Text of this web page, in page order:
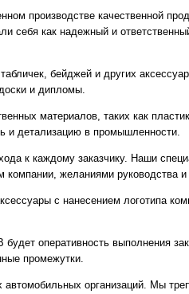
производстве качественной
себя как надежный и
бейджей и других
и дипломы.
материалов, таких как
и детализацию в промышленности.
к каждому заказчику. Наши
желаниями руководства
с нанесением логотипа
оперативность выполнения
промежутки.
организаций. Мы